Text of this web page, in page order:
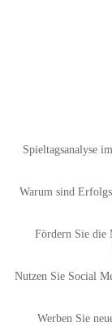
Spieltagsanalyse
Warum sind
Fördern Sie die
Nutzen Sie Social
Werben Sie